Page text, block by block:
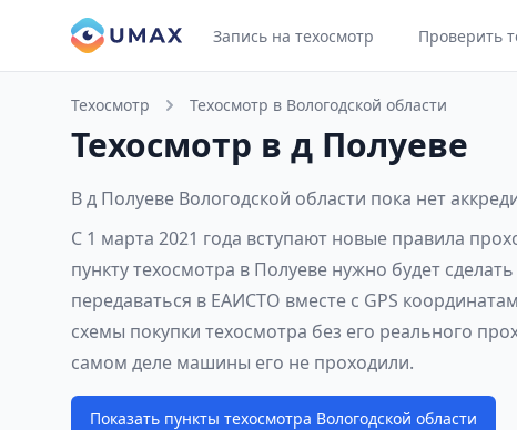
Запись на техосмотр Проверить
Техосмотр Техосмотр в Вологодской области
Техосмотр в д Полуеве
В д Полуеве Вологодской области пока нет
С 1 марта 2021 года вступают новые правила
пункту техосмотра в Полуеве нужно будет
передаваться в ЕАИСТО вместе с GPS
схемы покупки техосмотра без его реального
самом деле машины его не проходили.
Показать пункты техосмотра Вологодской области